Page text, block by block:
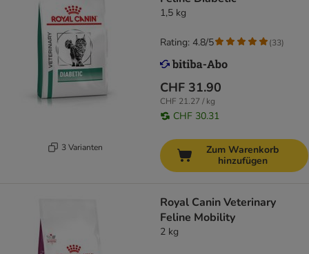
3 Varianten
1,5 kg
CHF 31.90
CHF 21.27 / kg
CHF 30.31
Rating: 4.8/5 (33)
Zum Warenkorb
hinzufügen
Royal Canin Veterinary
Feline Mobility
2 kg